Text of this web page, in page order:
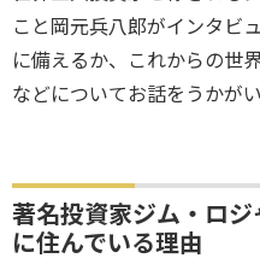
こと岡元兵八郎がインタビ
に備えるか、これからの世
などについてお話をうかがい
著名投資家ジム・ロ
に住んでいる理由